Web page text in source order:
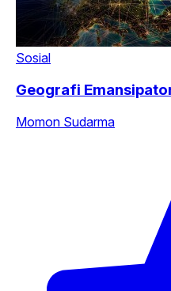
Sosial
Geografi
Momon Sudarma